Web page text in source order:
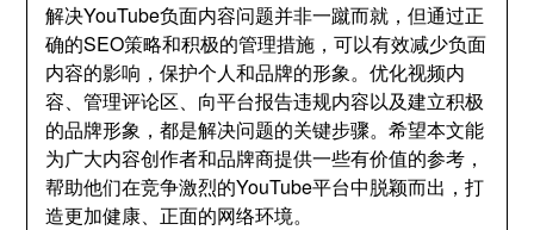
解决YouTube负面内容问题并非一蹴而就，但通过正
确的SEO策略和积极的管理措施，可以有效减少负面
内容的影响，保护个人和品牌的形象。优化视频内
容、管理评论区、向平台报告违规内容以及建立积极
的品牌形象，都是解决问题的关键步骤。希望本文能
为广大内容创作者和品牌商提供一些有价值的参考，
帮助他们在竞争激烈的YouTube平台中脱颖而出，打
造更加健康、正面的网络环境。